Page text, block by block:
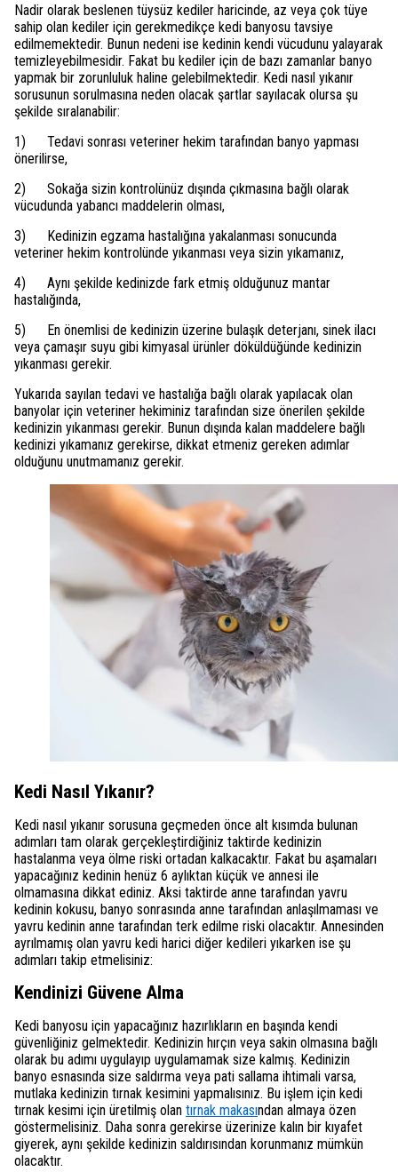
Nadir olarak beslenen tüysüz kediler haricinde, az veya çok tüye
sahip olan kediler için gerekmedikçe kedi banyosu tavsiye
edilmemektedir. Bunun nedeni ise kedinin kendi vücudunu yalayarak
temizleyebilmesidir. Fakat bu kediler için de bazı zamanlar banyo
yapmak bir zorunluluk haline gelebilmektedir. Kedi nasıl yıkanır
sorusunun sorulmasına neden olacak şartlar sayılacak olursa şu
şekilde sıralanabilir:
1) Tedavi sonrası veteriner hekim tarafından banyo yapması
önerilirse,
2) Sokağa sizin kontrolünüz dışında çıkmasına bağlı olarak
vücudunda yabancı maddelerin olması,
3) Kedinizin egzama hastalığına yakalanması sonucunda
veteriner hekim kontrolünde yıkanması veya sizin yıkamanız,
4) Aynı şekilde kedinizde fark etmiş olduğunuz mantar
hastalığında,
5) En önemlisi de kedinizin üzerine bulaşık deterjanı, sinek ilacı
veya çamaşır suyu gibi kimyasal ürünler döküldüğünde kedinizin
yıkanması gerekir.
Yukarıda sayılan tedavi ve hastalığa bağlı olarak yapılacak olan
banyolar için veteriner hekiminiz tarafından size önerilen şekilde
kedinizin yıkanması gerekir. Bunun dışında kalan maddelere bağlı
kedinizi yıkamanız gerekirse, dikkat etmeniz gereken adımlar
olduğunu unutmamanız gerekir.
Kedi Nasıl Yıkanır?
Kedi nasıl yıkanır sorusuna geçmeden önce alt kısımda bulunan
adımları tam olarak gerçekleştirdiğiniz taktirde kedinizin
hastalanma veya ölme riski ortadan kalkacaktır. Fakat bu aşamaları
yapacağınız kedinin henüz 6 aylıktan küçük ve annesi ile
olmamasına dikkat ediniz. Aksi taktirde anne tarafından yavru
kedinin kokusu, banyo sonrasında anne tarafından anlaşılmaması ve
yavru kedinin anne tarafından terk edilme riski olacaktır. Annesinden
ayrılmamış olan yavru kedi harici diğer kedileri yıkarken ise şu
adımları takip etmelisiniz:
Kendinizi Güvene Alma
Kedi banyosu için yapacağınız hazırlıkların en başında kendi
güvenliğiniz gelmektedir. Kedinizin hırçın veya sakin olmasına bağlı
olarak bu adımı uygulayıp uygulamamak size kalmış. Kedinizin
banyo esnasında size saldırma veya pati sallama ihtimali varsa,
mutlaka kedinizin tırnak kesimini yapmalısınız. Bu işlem için kedi
tırnak kesimi için üretilmiş olan tırnak makasından almaya özen
göstermelisiniz. Daha sonra gerekirse üzerinize kalın bir kıyafet
giyerek, aynı şekilde kedinizin saldırısından korunmanız mümkün
olacaktır.